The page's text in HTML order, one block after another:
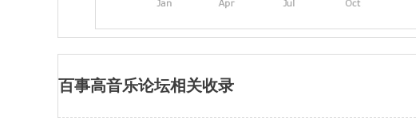
百事高音乐论坛相关收录